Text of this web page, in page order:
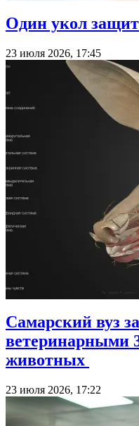
Один укол
23 июля 2026, 17:45
Самарский вуз
ветеринарными
животных
23 июля 2026, 17:22